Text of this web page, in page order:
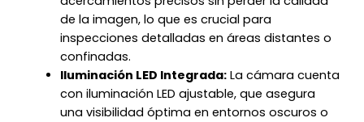
de la imagen, lo que es crucial para
inspecciones detalladas en áreas distantes o
confinadas.
Iluminación LED Integrada:La cámara cuenta
con iluminación LED ajustable, que asegura
una visibilidad óptima en entornos oscuros o